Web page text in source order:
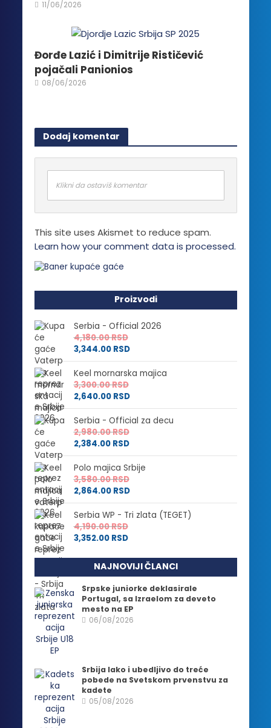
11/06/2026
Đorđe Lazić i Dimitrije Rističević
pojačali Panionios
08/06/2026
Dodaj komentar
Klikni da ostaviš komentar
This site uses Akismet to reduce spam.
Learn how your comment data is processed.
Proizvodi
Serbia - Official 2026
4,180.00RSD
3,344.00 RSD
Keel mornarska majica
3,300.00RSD
2,640.00 RSD
Serbia - Official za decu
2,980.00RSD
2,384.00 RSD
Polo majica Srbije
3,580.00RSD
2,864.00 RSD
Serbia WP - Tri zlata (TEGET)
4,190.00RSD
3,352.00 RSD
NAJNOVIJI ČLANCI
Srpske juniorke deklasirale
Portugal, sa Izraelom za deveto
mesto na EP
06/08/2026
Srbija lako i ubedljivo do treće
pobede na Svetskom prvenstvu za
kadete
05/08/2026